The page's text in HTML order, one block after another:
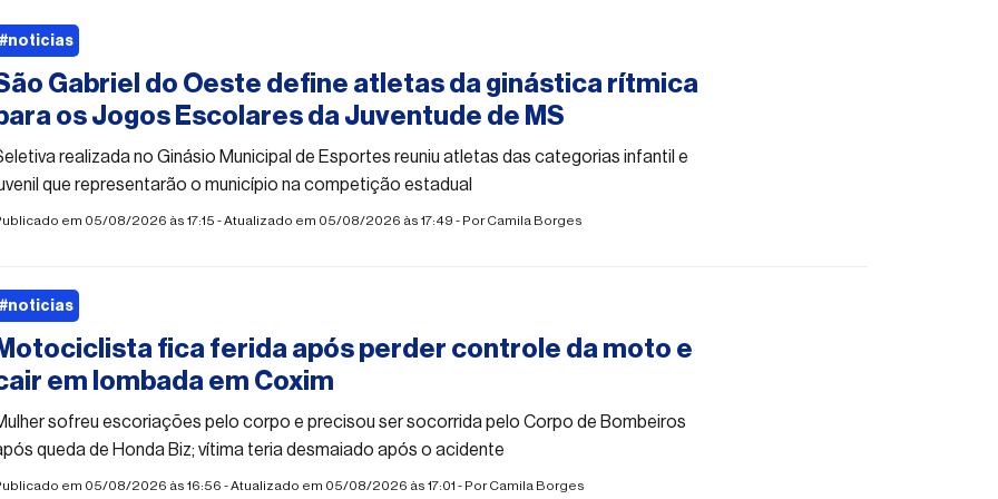
Gabriel do Oeste define atletas da ginástica rítmica
os Jogos Escolares da Juventude de MS
realizada no Ginásio Municipal de Esportes reuniu atletas das categorias infantil e
que representarão o município na competição estadual
em 05/08/2026 às 17:15 - Atualizado em 05/08/2026 às 17:49 - PorCamila Borges
#noticias
fica ferida após perder controle da moto e
em lombada em Coxim
sofreu escoriações pelo corpo e precisou ser socorrida pelo Corpo de Bombeiros
queda de Honda Biz; vítima teria desmaiado após o acidente
em 05/08/2026 às 16:56 - Atualizado em 05/08/2026 às 17:01 - PorCamila Borges
#noticias